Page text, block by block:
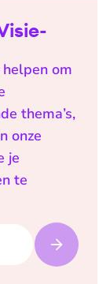
om
thema’s,
onze
je
te